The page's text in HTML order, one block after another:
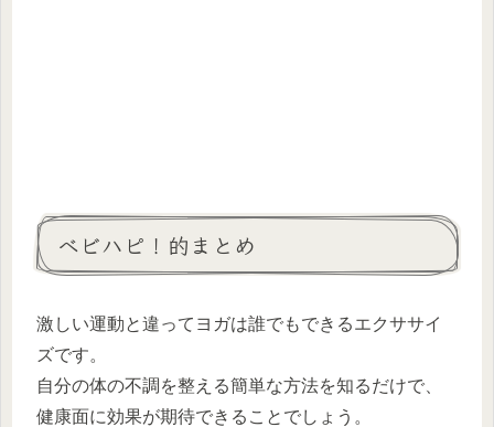
ベビハピ！的まとめ
激しい運動と違ってヨガは誰でもできるエクササイ
ズです。
自分の体の不調を整える簡単な方法を知るだけで、
健康面に効果が期待できることでしょう。